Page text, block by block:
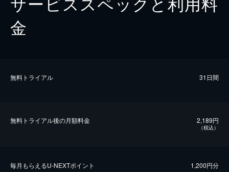
金
無料トライアル 31日間
無料トライアル後の⽉額料金 2,189円
（税込）
毎⽉もらえるU-NEXTポイント 1,200円分